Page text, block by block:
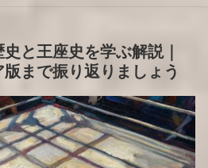
と王座史を学ぶ解説｜
まで振り返りましょう